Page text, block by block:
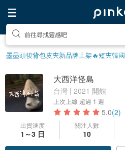
前往尋找靈感吧
墨墨頭後背包皮夾新品牌上架🔥短夾韓
大西洋怪島
台灣 | 2021 開館
上次上線 超過 1 週
5.0(2)
出貨速度
1～3 日
關注人數
10